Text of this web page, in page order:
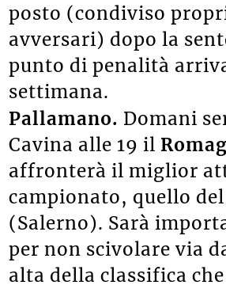
posto (condiviso
avversari) dopo la
punto di penalità
settimana.
Pallamano. Domani
Cavina alle 19 il
affronterà il miglior
campionato, quello
(Salerno). Sarà
per non scivolare via
alta della classifica